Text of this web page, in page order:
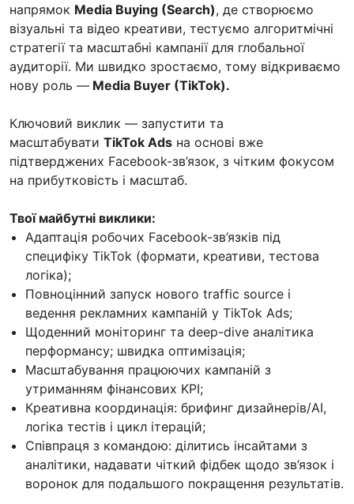
напрямок Media Buying (Search), де створюємо
візуальні та відео креативи, тестуємо алгоритмічні
стратегії та масштабні кампанії для глобальної
аудиторії. Ми швидко зростаємо, тому відкриваємо
нову роль — Media Buyer (TikTok).
Ключовий виклик — запустити та
масштабувати TikTok Ads на основі вже
підтверджених Facebook-зв’язок, з чітким фокусом
на прибутковість і масштаб.
Твої майбутні виклики:
Адаптація робочих Facebook-зв’язків під
специфіку TikTok (формати, креативи, тестова
логіка);
Повноцінний запуск нового traffic source і
ведення рекламних кампаній у TikTok Ads;
Щоденний моніторинг та deep-dive аналітика
перформансу; швидка оптимізація;
Масштабування працюючих кампаній з
утриманням фінансових KPI;
Креативна координація: брифинг дизайнерів/AI,
логіка тестів і цикл ітерацій;
Співпраця з командою: ділитись інсайтами з
аналітики, надавати чіткий фідбек щодо зв’язок і
воронок для подальшого покращення результатів.